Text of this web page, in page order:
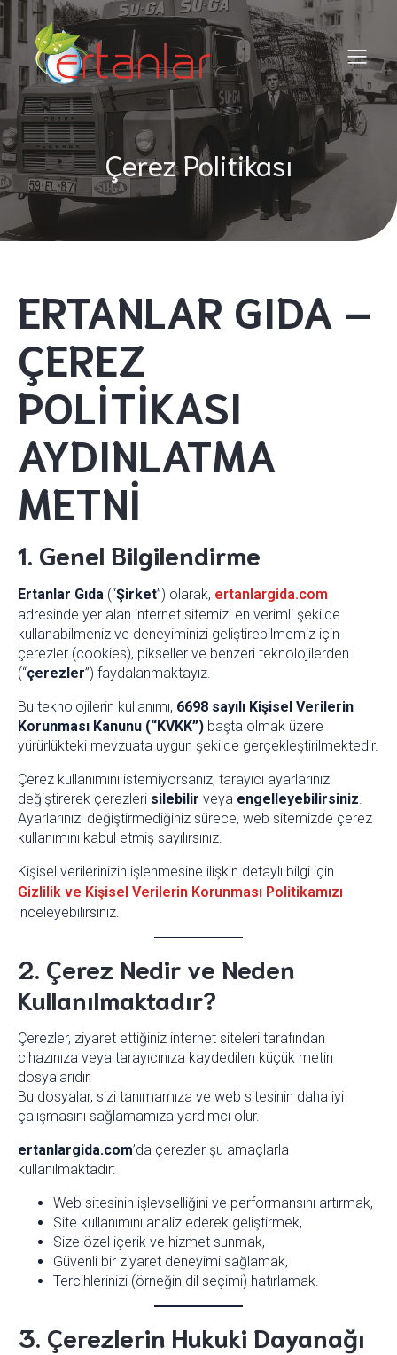
Çerez Politikası
ERTANLAR GIDA –
ÇEREZ
POLİTİKASI
AYDINLATMA
METNİ
1. Genel Bilgilendirme
Ertanlar Gıda (“Şirket”) olarak, ertanlargida.com
adresinde yer alan internet sitemizi en verimli şekilde
kullanabilmeniz ve deneyiminizi geliştirebilmemiz için
çerezler (cookies), pikseller ve benzeri teknolojilerden
(“çerezler”) faydalanmaktayız.
Bu teknolojilerin kullanımı, 6698 sayılı Kişisel Verilerin
Korunması Kanunu (“KVKK”) başta olmak üzere
yürürlükteki mevzuata uygun şekilde gerçekleştirilmektedir.
Çerez kullanımını istemiyorsanız, tarayıcı ayarlarınızı
değiştirerek çerezleri silebilir veya engelleyebilirsiniz.
Ayarlarınızı değiştirmediğiniz sürece, web sitemizde çerez
kullanımını kabul etmiş sayılırsınız.
Kişisel verilerinizin işlenmesine ilişkin detaylı bilgi için
Gizlilik ve Kişisel Verilerin Korunması Politikamızı
inceleyebilirsiniz.
2. Çerez Nedir ve Neden
Kullanılmaktadır?
Çerezler, ziyaret ettiğiniz internet siteleri tarafından
cihazınıza veya tarayıcınıza kaydedilen küçük metin
dosyalarıdır.
Bu dosyalar, sizi tanımamıza ve web sitesinin daha iyi
çalışmasını sağlamamıza yardımcı olur.
ertanlargida.com’da çerezler şu amaçlarla
kullanılmaktadır:
Web sitesinin işlevselliğini ve performansını artırmak,
Site kullanımını analiz ederek geliştirmek,
Size özel içerik ve hizmet sunmak,
Güvenli bir ziyaret deneyimi sağlamak,
Tercihlerinizi (örneğin dil seçimi) hatırlamak.
3. Çerezlerin Hukuki Dayanağı